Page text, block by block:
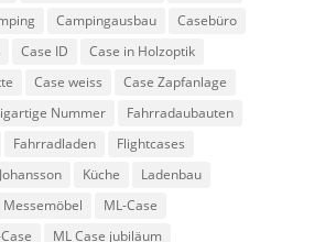
Campingausbau
Casebüro
Case ID
Case in Holzoptik
Case weiss
Case Zapfanlage
Nummer
Fahrradaubauten
Fahrradladen
Flightcases
Johansson Küche
Ladenbau
Messemöbel
ML-Case
ML Case jubiläum